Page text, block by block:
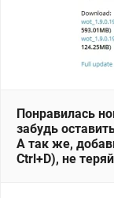
Понравилась
забудь
А так же,
Ctrl+D), не